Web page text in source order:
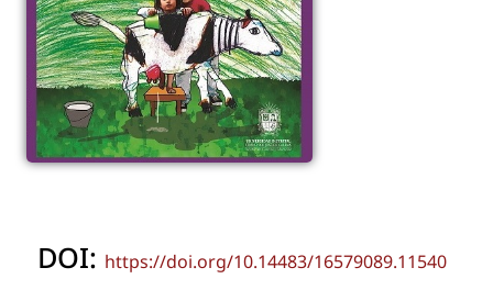
DOI: https://doi.org/10.14483/16579089.11540